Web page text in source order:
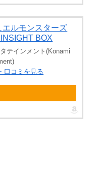
ルモンスターズ
BOX
テインメント(Konami
口コミを見る